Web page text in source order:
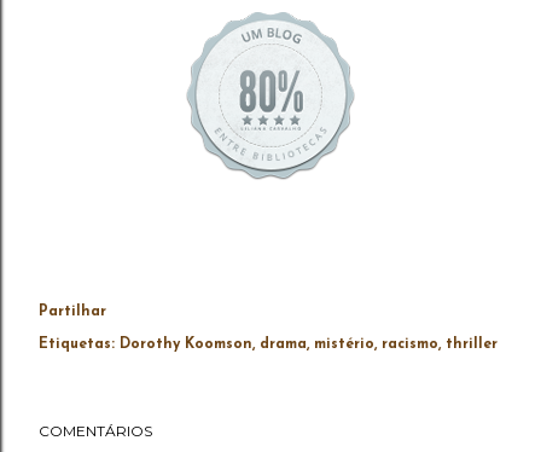
Partilhar
Etiquetas: Dorothy Koomson drama mistério racismo thriller
COMENTÁRIOS